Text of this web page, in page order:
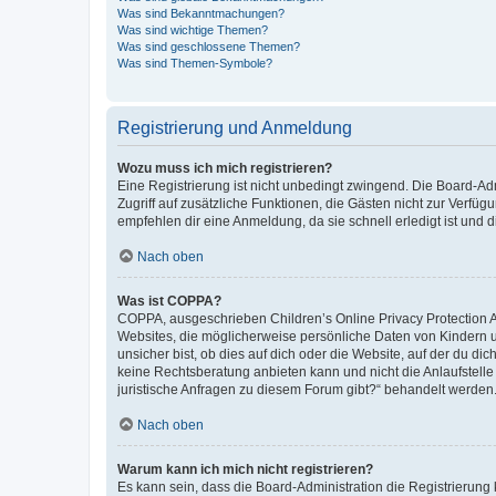
Was sind Bekanntmachungen?
Was sind wichtige Themen?
Was sind geschlossene Themen?
Was sind Themen-Symbole?
Registrierung und Anmeldung
Wozu muss ich mich registrieren?
Eine Registrierung ist nicht unbedingt zwingend. Die Board-
Zugriff auf zusätzliche Funktionen, die Gästen nicht zur
empfehlen dir eine Anmeldung, da sie schnell erledigt ist und
Nach oben
Was ist COPPA?
COPPA, ausgeschrieben Children’s Online Privacy
Websites, die möglicherweise persönliche Daten von
unsicher bist, ob dies auf dich oder die Website, auf der du
keine Rechtsberatung anbieten kann und nicht die
juristische Anfragen zu diesem Forum gibt?“ behandelt werden.
Nach oben
Warum kann ich mich nicht registrieren?
Es kann sein, dass die Board-Administration die